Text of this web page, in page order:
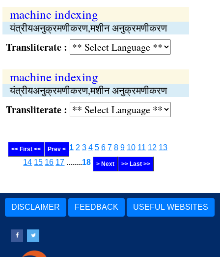
machine indexing
यंत्रीयअनुक्रमणीकरण,मशीन अनुक्रमणीकरण
:
machine indexing
यंत्रीयअनुक्रमणीकरण,मशीन अनुक्रमणीकरण
:
<< First << Prev < 1 2 3 4 5 6 7 8 9 10 11 12 13
14 15 16 17 ........18 > Next >> Last >>
DISCLAIMER FEEDBACK USEFUL WEBSITES